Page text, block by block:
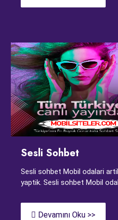
Sesli Sohbet
Sesli sohbet Mobil odalari
yaptik. Sesli sohbet Mobil odal
Devamını Oku >>